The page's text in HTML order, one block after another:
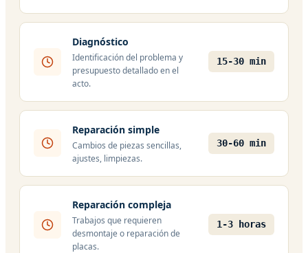
Diagnóstico
Identificación del problema y
presupuesto detallado en el
acto.
15-30 min
Reparación simple
Cambios de piezas sencillas,
ajustes, limpiezas.
30-60 min
Reparación compleja
Trabajos que requieren
desmontaje o reparación de
placas.
1-3 horas